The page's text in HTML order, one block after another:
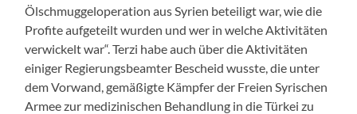
Ölschmuggeloperation aus Syrien beteiligt war, wie die
Profite aufgeteilt wurden und wer in welche Aktivitäten
verwickelt war“. Terzi habe auch über die Aktivitäten
einiger Regierungsbeamter Bescheid wusste, die unter
dem Vorwand, gemäßigte Kämpfer der Freien Syrischen
Armee zur medizinischen Behandlung in die Türkei zu